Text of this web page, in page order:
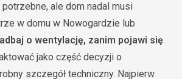
ale dom nadal musi
w domu w Nowogardzie lub
o wentylację, zanim pojawi się
jako część decyzji o
szczegół techniczny. Najpierw